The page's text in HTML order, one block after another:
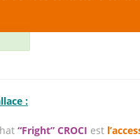
:
“Fright” CROCI est